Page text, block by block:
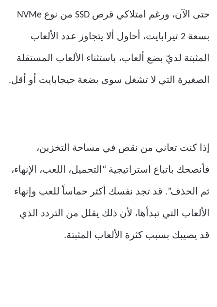
حتى الآن، ورغم امتلاكي قرص SSD من نوع NVMe
بسعة 2 تيرابايت، أحاول ألا يتجاوز عدد الألعاب
المثبتة لديّ بضع ألعاب، باستثناء الألعاب المستقلة
الصغيرة التي لا تشغل سوى بضعة جيجابايت أو أقل.
إذا كنت تعاني من نقص في مساحة التخزين،
فأنصحك باتباع استراتيجية “التحميل، اللعب، الإنهاء،
ثم الحذف”. قد تجد نفسك أكثر حماساً للعب وإنهاء
الألعاب التي تبدأها، لأن ذلك يقلل من التردد الذي
قد يصيبك بسبب كثرة الألعاب المثبتة.